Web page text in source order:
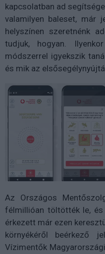
kapcsolatban ad
valamilyen baleset, már
helyszínen szeretnénk
tudjuk, hogyan.
módszerrel igyekszik
és mik az
Az Országos
félmillióan töltötték le,
érkezett már ezen
környékéről beérkező
Vízimentők